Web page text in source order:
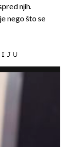
njih.
nego što se